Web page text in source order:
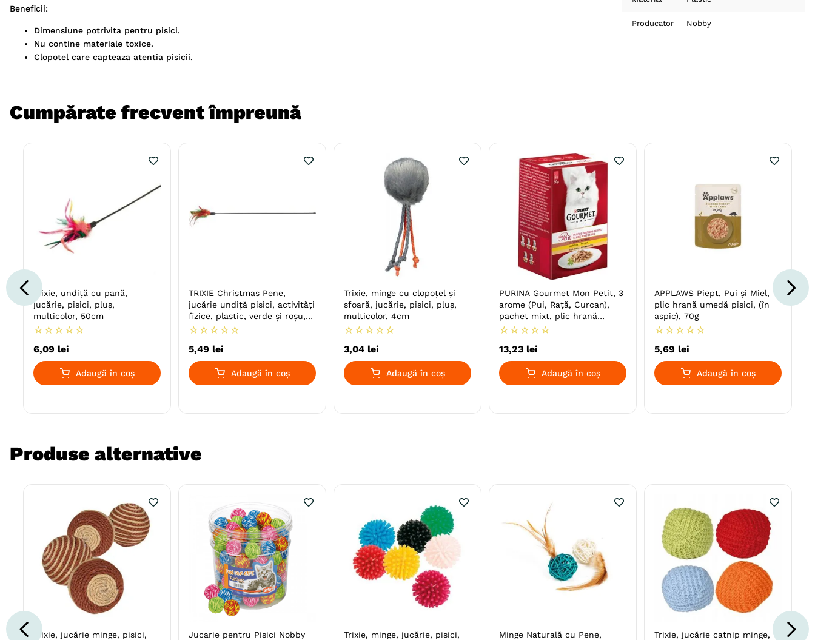
Beneficii:
Dimensiune potrivita pentru pisici.
Nu contine materiale toxice.
Clopotel care capteaza atentia pisicii.
Producator Nobby
Cumpărate frecvent împreună
Trixie, undiță cu pană,
jucărie, pisici, pluș,
multicolor, 50cm
☆ ☆ ☆ ☆ ☆
6,09 lei
Adaugă în coș
TRIXIE Christmas Pene,
jucărie undiță pisici, activități
fizice, plastic, verde și roșu,
50cm
☆ ☆ ☆ ☆ ☆
5,49 lei
Adaugă în coș
Trixie, minge cu clopoțel și
sfoară, jucărie, pisici, pluș,
multicolor, 4cm
☆ ☆ ☆ ☆ ☆
3,04 lei
Adaugă în coș
PURINA Gourmet Mon Petit, 3
arome (Pui, Rață, Curcan),
pachet mixt, plic hrană
umedă pisici, (în sos), 50g x 6
☆ ☆ ☆ ☆ ☆
13,23 lei
Adaugă în coș
APPLAWS Piept, Pui și Miel,
plic hrană umedă pisici, (în
aspic), 70g
☆ ☆ ☆ ☆ ☆
5,69 lei
Adaugă în coș
Produse alternative
Trixie, jucărie minge, pisici,
Jucarie pentru Pisici Nobby
Trixie, minge, jucărie, pisici,
Minge Naturală cu Pene,
Trixie, jucărie catnip minge,